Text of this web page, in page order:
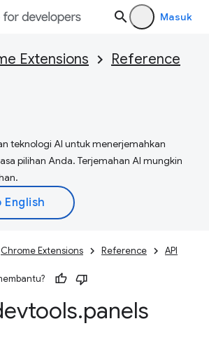
Masuk
Extensions
Reference
teknologi AI untuk menerjemahkan
pilihan Anda. Terjemahan AI mungkin
Chrome Extensions Reference API
.panels